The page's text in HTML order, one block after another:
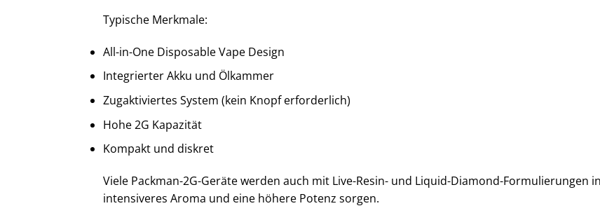
Typische Merkmale:
All-in-One Disposable Vape Design
Integrierter Akku und Ölkammer
Zugaktiviertes System (kein Knopf erforderlich)
Hohe 2G Kapazität
Kompakt und diskret
Viele Packman-2G-Geräte werden auch mit Live-Resin- und Liquid-Diamond-Formulierungen
intensiveres Aroma und eine höhere Potenz sorgen.